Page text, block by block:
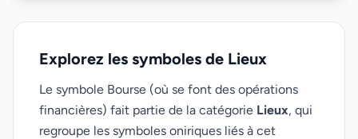
Explorez les symboles de Lieux
Le symbole Bourse (où se font des opérations
financières) fait partie de la catégorie Lieux, qui
regroupe les symboles oniriques liés à cet